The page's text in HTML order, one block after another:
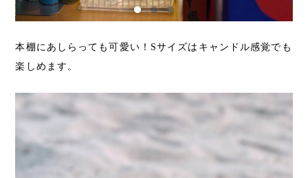
本棚にあしらっても可愛い！Sサイズはキャンドル感覚でも
楽しめます。